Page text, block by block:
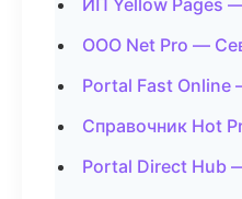
ИП Yellow Pages
ООО Net Pro —
Portal Fast
Справочник Hot
Portal Direct Hub